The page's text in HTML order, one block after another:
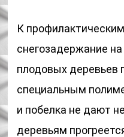
К
снегозадержание
плодовых деревьев
специальным
и побелка не дают
деревьям